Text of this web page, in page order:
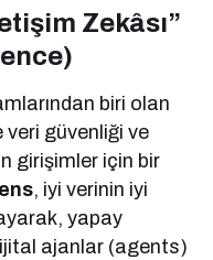
Zekâsı”
biri olan
veri güvenliği ve
girişimler için bir
, iyi verinin iyi
yapay
ajanlar (agents)